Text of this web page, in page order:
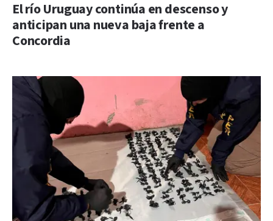
El río Uruguay continúa en descenso y
anticipan una nueva baja frente a
Concordia